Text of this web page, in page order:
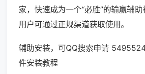
家，快速成为一个“必胜”的输赢辅
用户可通过正规渠道获取使用。
辅助安装，可QQ搜索申请
件安装教程